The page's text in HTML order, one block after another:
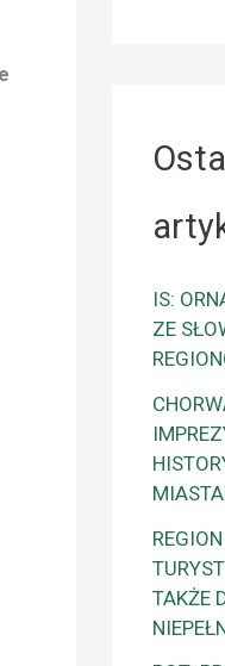
IS:
ZE
TAKŻE